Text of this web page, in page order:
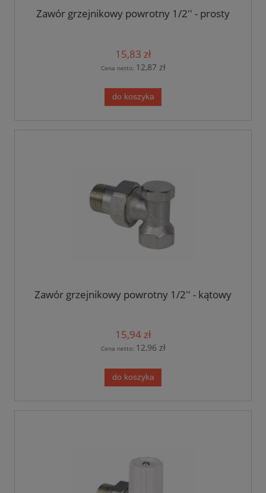
Zawór grzejnikowy powrotny 1/2'' - prosty
15,83 zł
Cena netto: 12,87 zł
do koszyka
Zawór grzejnikowy powrotny 1/2'' - kątowy
15,94 zł
Cena netto: 12,96 zł
do koszyka